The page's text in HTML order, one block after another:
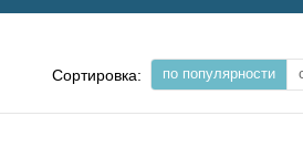
Сортировка: по популярности